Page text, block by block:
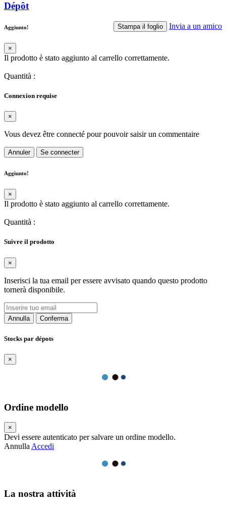
Dépôt
Stampa il foglio Invia a un amico
Aggiunto!
×
Il prodotto è stato aggiunto al carrello correttamente.
Quantità :
Connexion requise
×
Vous devez être connecté pour pouvoir saisir un commentaire
Annuler Se connecter
Aggiunto!
×
Il prodotto è stato aggiunto al carrello correttamente.
Quantità :
Suivre il prodotto
×
Inserisci la tua email per essere avvisato quando questo prodotto
tornerà disponibile.
Annulla Conferma
Stocks par dépots
×
Ordine modello
×
Devi essere autenticato per salvare un ordine modello.
Annulla Accedi
La nostra attività